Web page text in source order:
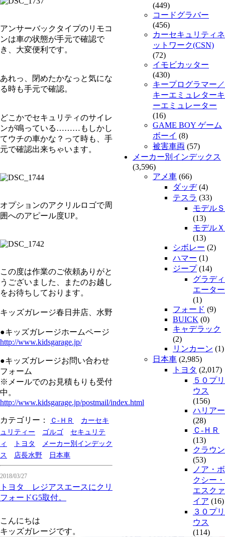
アンサーバックタイプのリモコ
ンは車の状態が手元で確認で
き、大変便利です。
あれっ、閉めたかなっと気にな
る時も手元で確認。
どこかでセキュリティのサイレ
ンが鳴っている………もしかし
てウチの車かな？って時も、手
元で確認出来ちゃいます。
オプションのアクリルロゴで周
囲へのアピール度UP。
この度は作業のご依頼ありがと
うございました、またのお越し
をお待ちしております。
キッズガレージ春日井店、水野
●キッズガレージホームページ
http://www.kidsgarage.jp/
●キッズガレージお問い合わせ
フォーム
※メールでのお見積もりも受付
中。
http://www.kidsgarage.jp/postmail/index.html
カテゴリー： Ｃ-ＨＲ
カーセキ
ュリティー
ゴルゴ
セキュリテ
ィ
トヨタ
メーカー別インデック
ス
店長水野 日本車
2018/03/27
トヨタ レジアスエースにクリ
フォードG5取付。
こんにちは
キッズガレージです。
(449)
コードグラバー
(456)
カーセキュリティネ
ットワーク(CSN)
(72)
イモビカッター
(430)
キープログラマー／
キーエミュレターキ
ーエミュレーター
(16)
GAME BOY ゲーム
ボーイ (8)
被害車両 (57)
メーカー別インデックス
(3,596)
アメ車 (66)
ダッヂ(4)
テスラ (33)
モデルＳ
(13)
モデルＸ
(13)
シボレー (2)
ハマー (1)
ジープ(14)
グラディ
エーター
(1)
フォード (9)
BUICK (0)
キャデラック
(2)
リンカーン (1)
日本車 (2,985)
トヨタ (2,017)
５０プリ
ウス
(156)
ハリアー
(28)
Ｃ-ＨＲ
(13)
クラウン
(53)
ノア・ボ
クシー・
エスクァ
イア (16)
３０プリ
ウス
(114)